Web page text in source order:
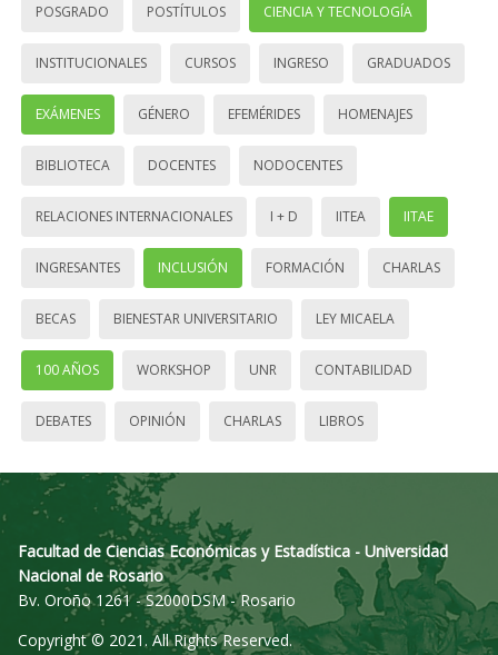
POSGRADO POSTÍTULOS CIENCIA Y TECNOLOGÍA
INSTITUCIONALES CURSOS INGRESO GRADUADOS
EXÁMENES GÉNERO EFEMÉRIDES HOMENAJES
BIBLIOTECA DOCENTES NODOCENTES
RELACIONES INTERNACIONALES I + D IITEA IITAE
INGRESANTES INCLUSIÓN FORMACIÓN CHARLAS
BECAS BIENESTAR UNIVERSITARIO LEY MICAELA
100 AÑOS WORKSHOP UNR CONTABILIDAD
DEBATES OPINIÓN CHARLAS LIBROS
Facultad de Ciencias Económicas y Estadística - Universidad
Nacional de Rosario
Bv. Oroño 1261 - S2000DSM - Rosario
Copyright © 2021. All Rights Reserved.